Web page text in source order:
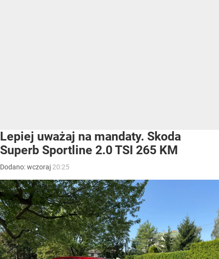
Lepiej uważaj na mandaty. Skoda
Superb Sportline 2.0 TSI 265 KM
Dodano:wczoraj 20:25